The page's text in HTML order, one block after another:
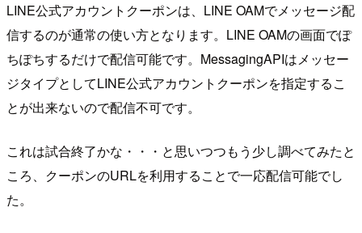
LINE公式アカウントクーポンは、LINE OAMでメッセージ配
信するのが通常の使い方となります。LINE OAMの画面でぽ
ちぽちするだけで配信可能です。MessagingAPIはメッセー
ジタイプとしてLINE公式アカウントクーポンを指定するこ
とが出来ないので配信不可です。
これは試合終了かな・・・と思いつつもう少し調べてみたと
ころ、クーポンのURLを利用することで一応配信可能でし
た。